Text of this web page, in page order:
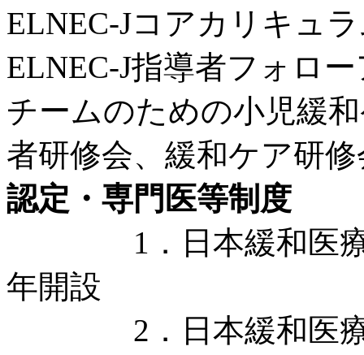
ELNEC-Jコアカリキュ
ELNEC-J指導者フォロ
チームのための小児緩
者研修会、緩和ケア研修
認定・専門医等制度
1．日本緩和医療
年開設
2．日本緩和医療